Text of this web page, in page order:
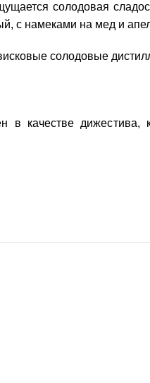
солодовая
с намеками на мед и
солодовые
в качестве